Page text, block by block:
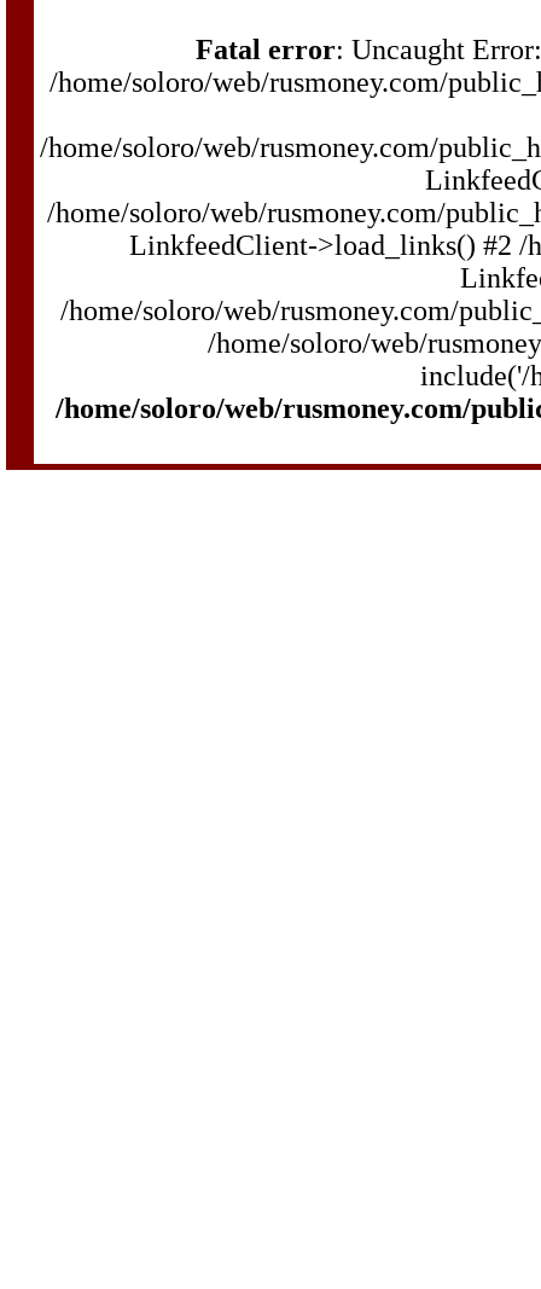
Fatal error: Uncaught
/home/soloro/web/rusmoney.com/
/home/soloro/web/rusmoney.com/
/home/soloro/web/rusmoney.com/
LinkfeedClient->load_links() #2 /
/home/soloro/web/rusmoney.com/
/home/soloro/web/
include('/
/home/soloro/web/rusmoney.com/